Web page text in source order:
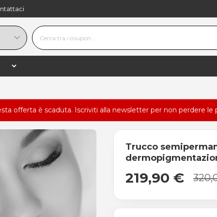
offerta è scaduta. Iscriviti alla newsletter per non perdere le
Trucco
219,90 €